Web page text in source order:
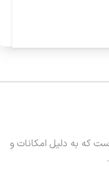
که به دلیل امکانات و